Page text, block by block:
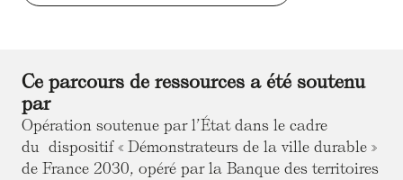
Ce parcours de ressources a été soutenu
par
Opération soutenue par l’État dans le cadre
du dispositif « Démonstrateurs de la ville durable »
de France 2030, opéré par la Banque des territoires